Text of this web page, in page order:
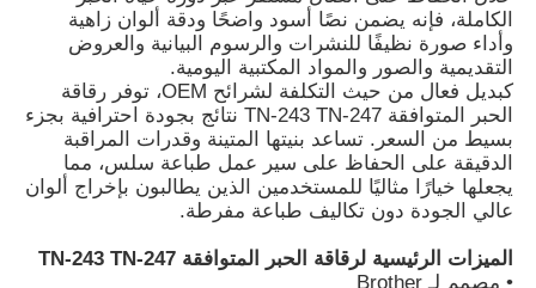
منزل
المنتجات
حول بنا
الكاملة، فإنه يضمن نصًا أسود واضحًا ودقة ألوان زاهية
وأداء صورة نظيفًا للنشرات والرسوم البيانية والعروض
التقديمية والصور والمواد المكتبية اليومية.
كبديل فعال من حيث التكلفة لشرائح OEM، توفر رقاقة
الحبر المتوافقة TN-243 TN-247 نتائج بجودة احترافية بجزء
بسيط من السعر. تساعد بنيتها المتينة وقدرات المراقبة
الدقيقة على الحفاظ على سير عمل طباعة سلس، مما
يجعلها خيارًا مثاليًا للمستخدمين الذين يطالبون بإخراج ألوان
عالي الجودة دون تكاليف طباعة مفرطة.
الميزات الرئيسية لرقاقة الحبر المتوافقة TN-243 TN-247
• مصمم لـ Brother